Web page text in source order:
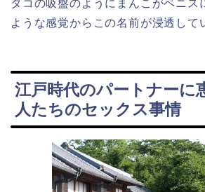
タコの吸盤のようにまんこがペニス
ような感覚からこの名前が浸透して
江戸時代のパートナーに
人たちのセックス事情